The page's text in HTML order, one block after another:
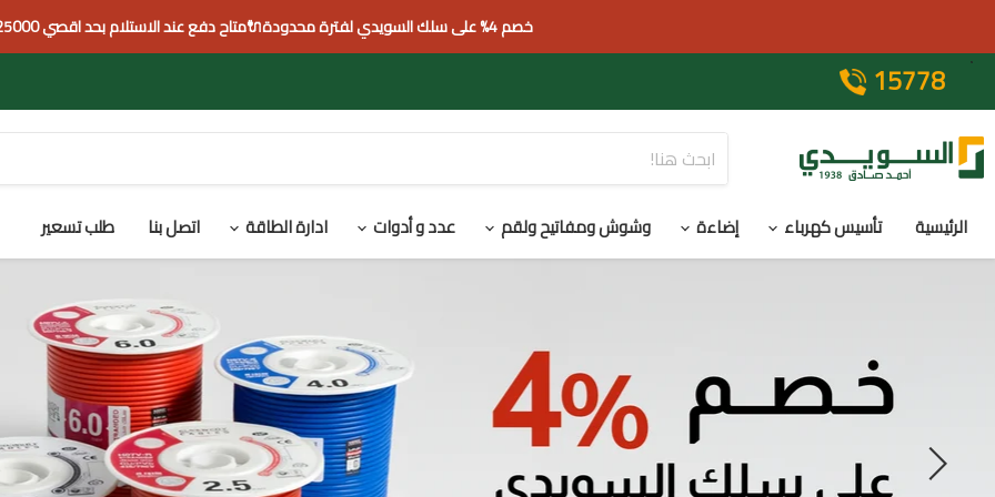
خصم 4% على سلك السويدي لفترة محدودة🔌متاح دفع عند الاستلام بحد اقصي 25000 جنيه
15778
الرئيسية تأسيس كهرباء إضاءة وشوش ومفاتيح ولقم عدد و أدوات ادارة الطاقة اتصل بنا طلب تسعير